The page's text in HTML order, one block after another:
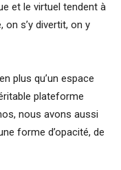
et le virtuel tendent à
on s’y divertit, on y
plus qu’un espace
plateforme
nous avons aussi
forme d’opacité, de